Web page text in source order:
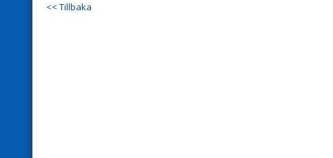
<< Tillbaka